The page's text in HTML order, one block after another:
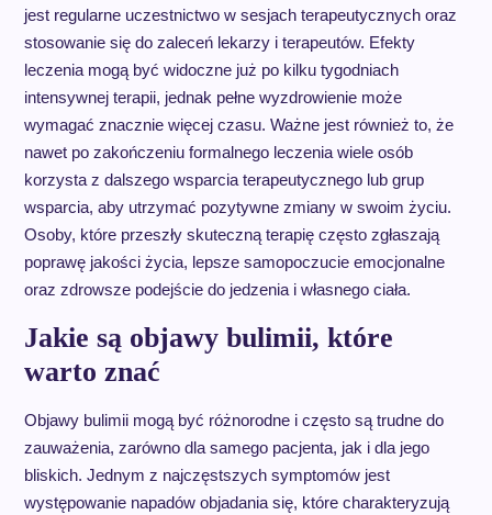
jest regularne uczestnictwo w sesjach terapeutycznych oraz
stosowanie się do zaleceń lekarzy i terapeutów. Efekty
leczenia mogą być widoczne już po kilku tygodniach
intensywnej terapii, jednak pełne wyzdrowienie może
wymagać znacznie więcej czasu. Ważne jest również to, że
nawet po zakończeniu formalnego leczenia wiele osób
korzysta z dalszego wsparcia terapeutycznego lub grup
wsparcia, aby utrzymać pozytywne zmiany w swoim życiu.
Osoby, które przeszły skuteczną terapię często zgłaszają
poprawę jakości życia, lepsze samopoczucie emocjonalne
oraz zdrowsze podejście do jedzenia i własnego ciała.
Jakie są objawy bulimii, które
warto znać
Objawy bulimii mogą być różnorodne i często są trudne do
zauważenia, zarówno dla samego pacjenta, jak i dla jego
bliskich. Jednym z najczęstszych symptomów jest
występowanie napadów objadania się, które charakteryzują